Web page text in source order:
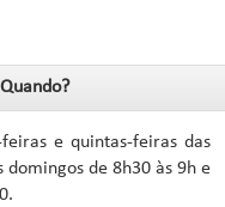
Quando?
feiras e quintas-feiras das
domingos de 8h30 às 9h e